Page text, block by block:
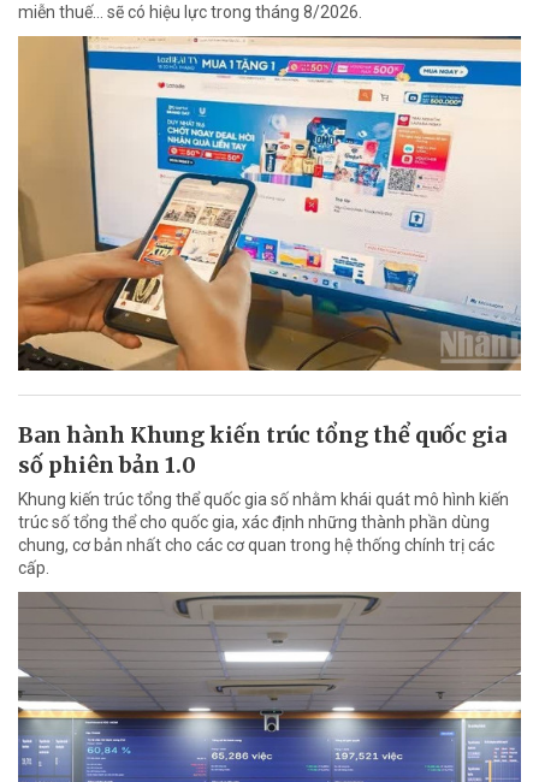
miễn thuế... sẽ có hiệu lực trong tháng 8/2026.
Ban hành Khung kiến trúc tổng thể quốc gia
số phiên bản 1.0
Khung kiến trúc tổng thể quốc gia số nhằm khái quát mô hình kiến
trúc số tổng thể cho quốc gia, xác định những thành phần dùng
chung, cơ bản nhất cho các cơ quan trong hệ thống chính trị các
cấp.